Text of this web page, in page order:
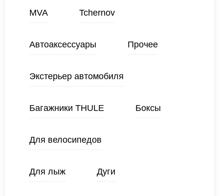
MVA Tchernov
Автоаксессуары Прочее
Экстерьер автомобиля
Багажники THULE Боксы
Для велосипедов
Для лыж Дуги